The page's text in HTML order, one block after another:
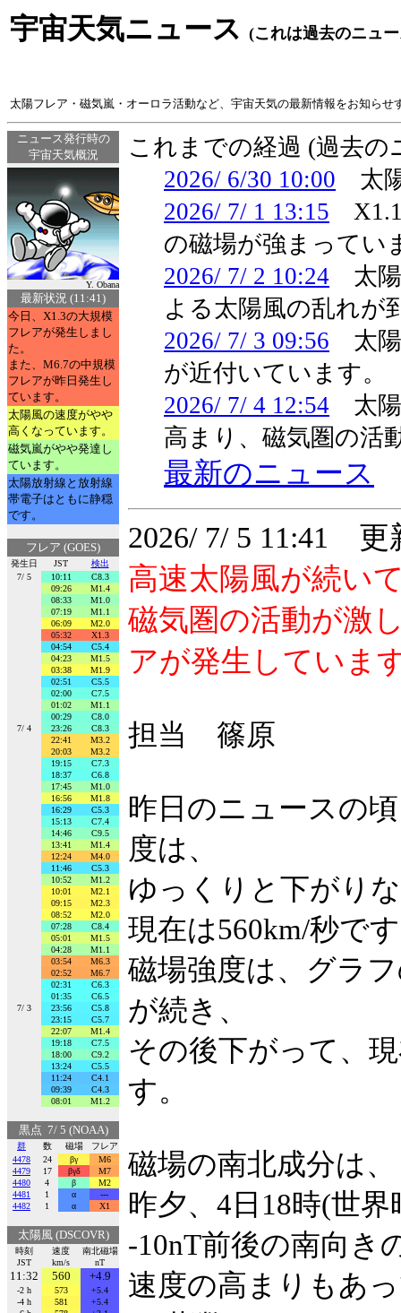
宇宙天気ニュース (これは過去のニュ
太陽フレア・磁気嵐・オーロラ活動など、宇宙天気の最新情報をお知らせ
ニュース発行時の
宇宙天気概況
Y. Obana
最新状況 (11:41)
今日、X1.3の大規模
フレアが発生しまし
た。
また、M6.7の中規模
フレアが昨日発生し
ています。
太陽風の速度がやや
高くなっています。
磁気嵐がやや発達し
ています。
太陽放射線と放射線
帯電子はともに静穏
です。
フレア (GOES)
発生日 JST
検出
7/ 5
10:11
C8.3
09:26
M1.4
08:33
M1.0
07:19
M1.1
06:09
M2.0
05:32
X1.3
04:54
C5.4
04:23
M1.5
03:38
M1.9
02:51
C5.5
02:00
C7.5
01:02
M1.1
00:29
C8.0
7/ 4
23:26
C8.3
22:41
M3.2
20:03
M3.2
19:15
C7.3
18:37
C6.8
17:45
M1.0
16:56
M1.8
16:29
C5.3
15:13
C7.4
14:46
C9.5
13:41
M1.4
12:24
M4.0
11:46
C5.3
10:52
M1.2
10:01
M2.1
09:15
M2.3
08:52
M2.0
07:28
C8.4
05:01
M1.5
04:28
M1.1
03:54
M6.3
02:52
M6.7
02:31
C6.3
01:35
C6.5
7/ 3
23:56
C5.8
23:15
C5.7
22:07
M1.4
19:18
C7.5
18:00
C9.2
13:24
C5.5
11:24
C4.1
09:39
C4.3
08:01
M1.2
黒点 7/ 5 (NOAA)
群 数 磁場
フレア
4478
24 βγ
M6
4479
17 βγδ
M7
4480
4 β
M2
4481
1 α
---
4482
1 α X1
太陽風 (DSCOVR)
時刻
JST
速度
km/s
南北磁場
nT
11:32 560 +4.9
-2 h 573
+5.4
-4 h
581
+5.4
これまでの経過 (過去
2026/ 6/30 10:00 太
2026/ 7/ 1 13:15 X1.1
の磁場が強まってい
2026/ 7/ 2 10:24 太陽
よる太陽風の乱れが
2026/ 7/ 3 09:56 太陽
が近付いています。
2026/ 7/ 4 12:54 太陽
高まり、磁気圏の活
最新のニュース
2026/ 7/ 5 11:41 更
高速太陽風が続い
磁気圏の活動が激
アが発生していま
担当 篠原
昨日のニュースの
度は、
ゆっくりと下がり
現在は560km/秒で
磁場強度は、グラ
が続き、
その後下がって、
す。
磁場の南北成分は、
昨夕、4日18時(世
-10nT前後の南向き
速度の高まりもあ